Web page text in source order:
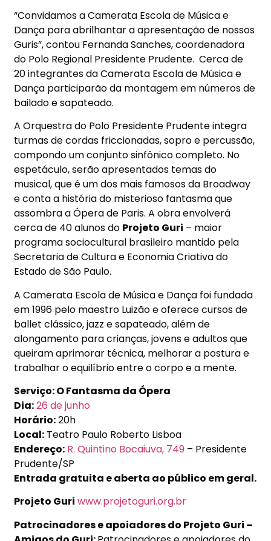
“Convidamos a Camerata Escola de Música e
Dança para abrilhantar a apresentação de nossos
Guris”, contou Fernanda Sanches, coordenadora
do Polo Regional Presidente Prudente. Cerca de
20 integrantes da Camerata Escola de Música e
Dança participarão da montagem em números de
bailado e sapateado.
A Orquestra do Polo Presidente Prudente integra
turmas de cordas friccionadas, sopro e percussão,
compondo um conjunto sinfônico completo. No
espetáculo, serão apresentados temas do
musical, que é um dos mais famosos da Broadway
e conta a história do misterioso fantasma que
assombra a Ópera de Paris. A obra envolverá
cerca de 40 alunos do Projeto Guri – maior
programa sociocultural brasileiro mantido pela
Secretaria de Cultura e Economia Criativa do
Estado de São Paulo.
A Camerata Escola de Música e Dança foi fundada
em 1996 pelo maestro Luizão e oferece cursos de
ballet clássico, jazz e sapateado, além de
alongamento para crianças, jovens e adultos que
queiram aprimorar técnica, melhorar a postura e
trabalhar o equilíbrio entre o corpo e a mente.
Serviço: O Fantasma da Ópera
Dia:26 de junho
Horário:20h
Local: Teatro Paulo Roberto Lisboa
Endereço: R. Quintino Bocaiuva, 749 – Presidente
Prudente/SP
Entrada gratuita e aberta ao público em geral.
Projeto Guri www.projetoguri.org.br
Patrocinadores e apoiadores do Projeto Guri –